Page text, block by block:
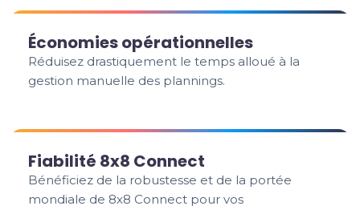
Économies opérationnelles
Réduisez drastiquement le temps alloué à la
gestion manuelle des plannings.
Fiabilité 8x8 Connect
Bénéficiez de la robustesse et de la portée
mondiale de 8x8 Connect pour vos